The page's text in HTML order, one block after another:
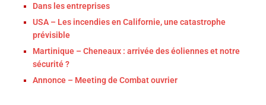
Dans les entreprises
USA – Les incendies en Californie, une catastrophe
prévisible
Martinique – Cheneaux : arrivée des éoliennes et notre
sécurité ?
Annonce – Meeting de Combat ouvrier